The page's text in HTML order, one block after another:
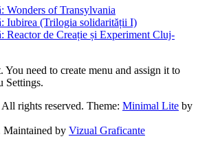
Wonders of Transylvania
Iubirea (Trilogia solidarității I)
Reactor de Creație și Experiment Cluj-
You need to create menu and assign it to
Settings.
rights reserved. Theme: Minimal Lite by
Maintained by Vizual Graficante